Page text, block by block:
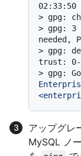
02:33:50
> gpg:
> gpg: 3
needed,
> gpg:
trust: 0-
> gpg:
アップグレ
MySQL ノ